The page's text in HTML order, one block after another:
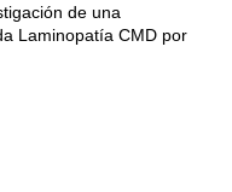
de una
Laminopatía CMD por